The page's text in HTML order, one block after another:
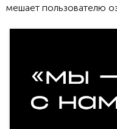
мешает пользователю